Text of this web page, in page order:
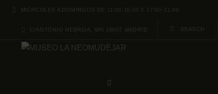
MIÉRCOLES A DOMINGOS DE 11:00-15:00 Y 17:00-21:00
C/ANTONIO NEBRIJA, S/N 28007 MADRID
ABOUT